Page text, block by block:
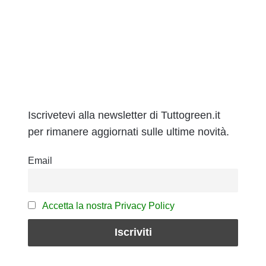
Iscrivetevi alla newsletter di Tuttogreen.it
per rimanere aggiornati sulle ultime novità.
Email
Accetta la nostra Privacy Policy